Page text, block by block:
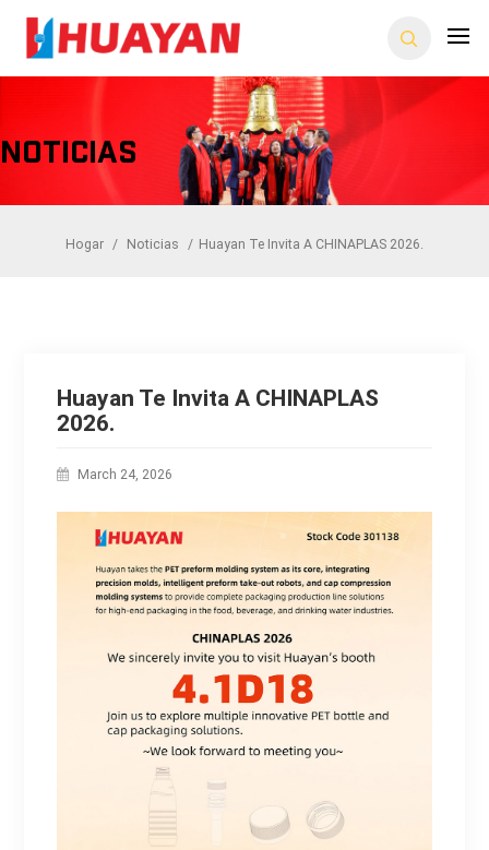
Noticias
Hogar / Noticias / Huayan Te Invita A CHINAPLAS 2026.
Huayan Te Invita A CHINAPLAS
2026.
March 24, 2026